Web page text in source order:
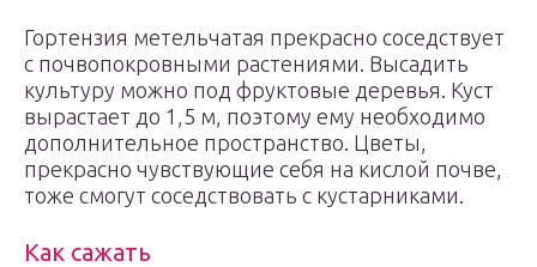
Гортензия метельчатая прекрасно соседствует
с почвопокровными растениями. Высадить
культуру можно под фруктовые деревья. Куст
вырастает до 1,5 м, поэтому ему необходимо
дополнительное пространство. Цветы,
прекрасно чувствующие себя на кислой почве,
тоже смогут соседствовать с кустарниками.
Как сажать